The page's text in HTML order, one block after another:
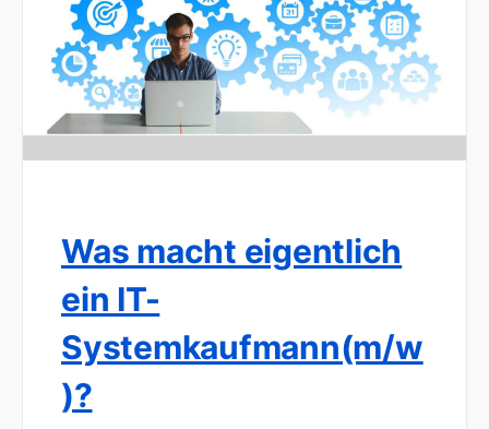
Was macht eigentlich
ein IT-
Systemkaufmann(m/w
)?